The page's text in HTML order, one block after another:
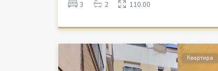
3 2 110.00
Квартира